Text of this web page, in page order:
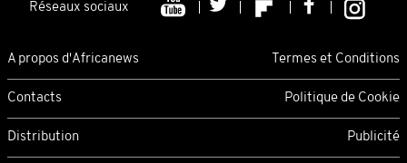
Réseaux sociaux
A propos d'Africanews Termes et Conditions
Contacts Politique de Cookie
Distribution Publicité